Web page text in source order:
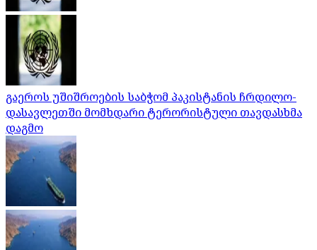
გაეროს უშიშროების საბჭომ პაკისტანის ჩრდილო-
დასავლეთში მომხდარი ტერორისტული თავდასხმა
დაგმო